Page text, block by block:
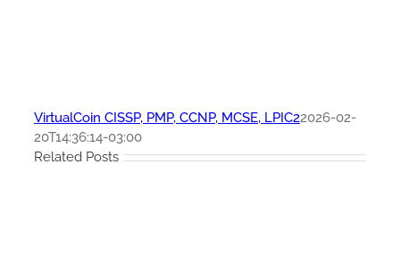
VirtualCoin CISSP, PMP, CCNP, MCSE, LPIC22026-02-
20T14:36:14-03:00
Related Posts